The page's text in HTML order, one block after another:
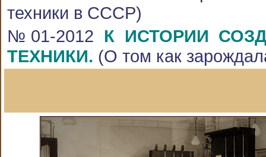
техники в СССР)
№01-2012 К ИСТОРИИ
ТЕХНИКИ. (О том как